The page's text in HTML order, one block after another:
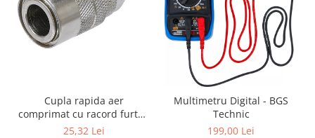
Cupla rapida aer
comprimat cu racord furtun
8 mm (5/16") | SUA / Franta
25,32 Lei
Multimetru Digital - BGS
Technic
199,00 Lei